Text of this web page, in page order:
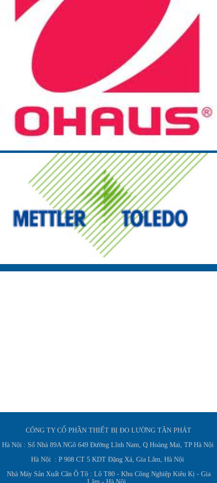
CÔNG TY CỔ PHẦN THIẾT BỊ ĐO LƯỜNG TÂN PHÁT
Hà Nội : Số Nhà 89A NGõ 649 Đường Lĩnh Nam, Q Hoàng Mai, TP Hà Nội
Hà Nội : P 908 CT 5 KDT Đặng Xá, Gia Lâm, Hà Nội
Nhà Máy Sản Xuất Cân Ô Tô : Lô T80 - Khu Công Nghiệp Kiêu Kị - Gia